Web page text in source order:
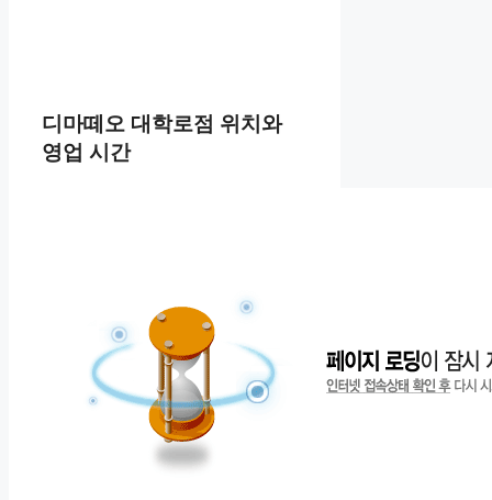
디마떼오 대학로점 위치와
영업 시간